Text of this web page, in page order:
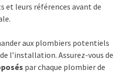
et leurs références avant de
aux plombiers potentiels
l’installation. Assurez-vous de
par chaque plombier de